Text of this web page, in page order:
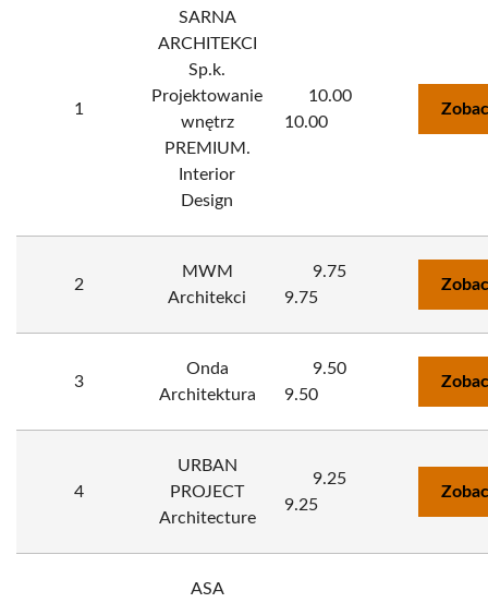
1
SARNA
ARCHITEKCI
Sp.k.
Projektowanie
wnętrz
PREMIUM.
Interior
Design
10.00
10.00
2
MWM
Architekci
9.75
9.75
3
Onda
Architektura
9.50
9.50
4
URBAN
PROJECT
Architecture
9.25
9.25
ASA